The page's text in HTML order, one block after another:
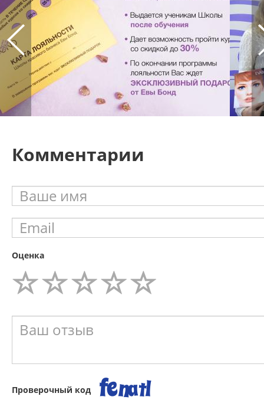
Комментарии
Оценка
Проверочный код